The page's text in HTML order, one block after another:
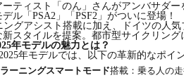
ーティスト「のん」さんがアンバサダ
ル「PSA2」「PSF2」がついに登場！
グアシスト搭載に加え、ドイツの人
新スタイルを提案。都市型サイクリン
年モデルの魅力とは？
年モデルでは、以下の革新的なポイ
ーニングスマートモード搭載：乗る人の